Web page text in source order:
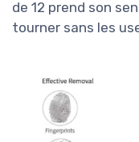
de 12 prend son
tourner sans les